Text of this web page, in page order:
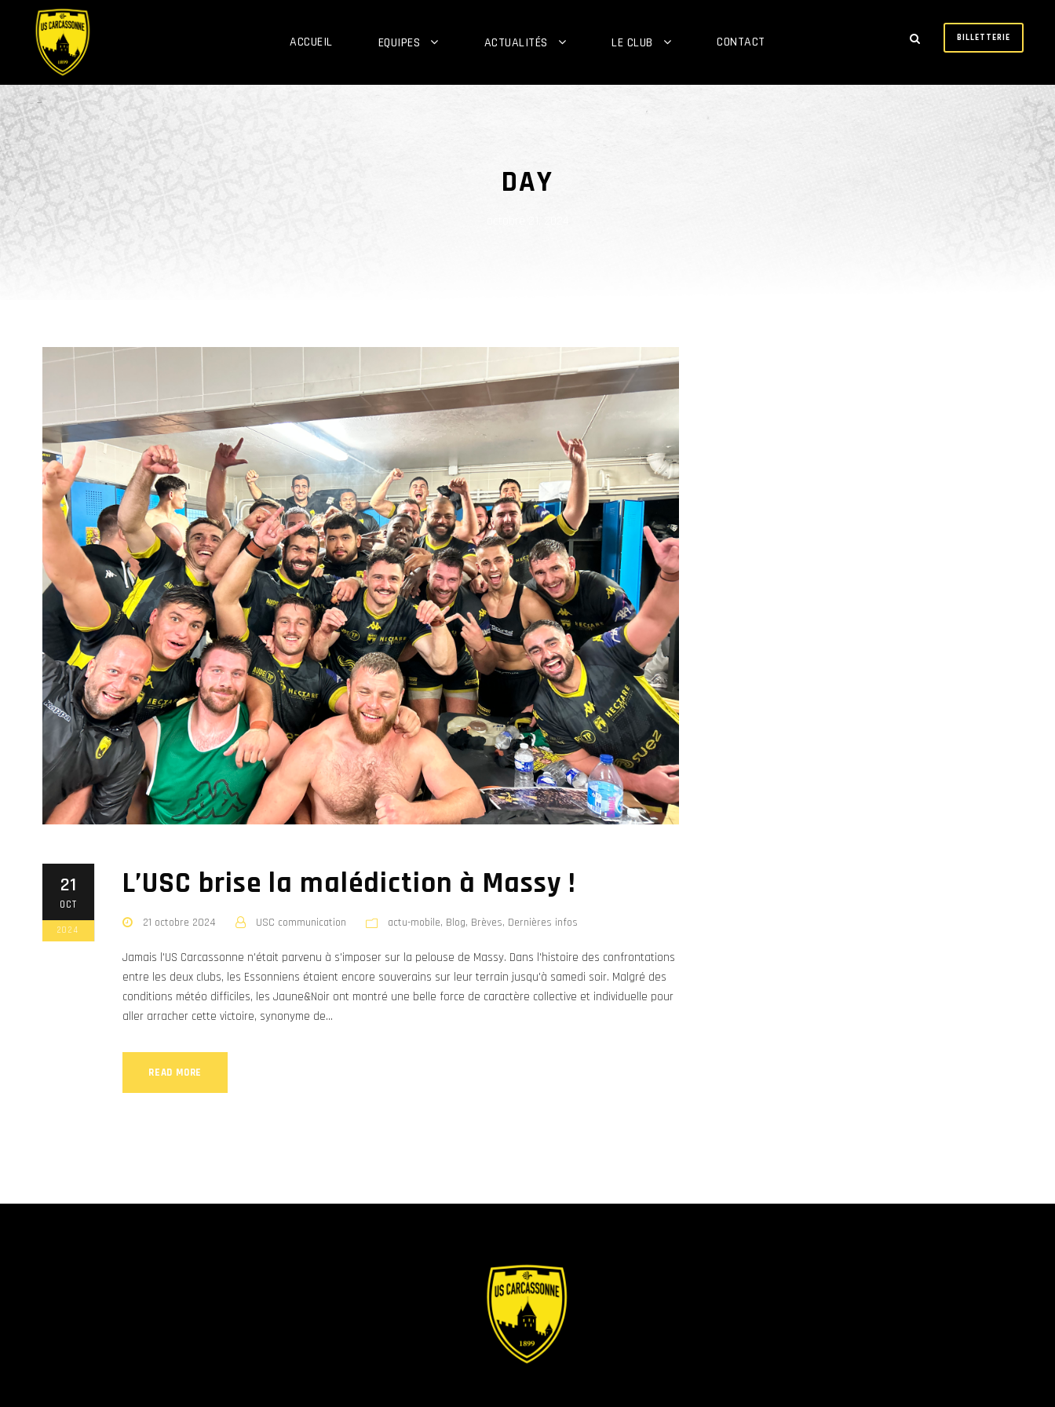
ACCUEIL EQUIPES ACTUALITÉS LE CLUB CONTACT BILLETTERIE
DAY
21
OCT
2024
L’USC brise la malédiction à Massy !
21 octobre 2024 USC communication actu-mobile, Blog, Brèves, Dernières infos
Jamais l'US Carcassonne n'était parvenu à s'imposer sur la pelouse de Massy. Dans l'histoire des confrontations
entre les deux clubs, les Essonniens étaient encore souverains sur leur terrain jusqu'à samedi soir. Malgré des
conditions météo difficiles, les Jaune&Noir ont montré une belle force de caractère collective et individuelle pour
aller arracher cette victoire, synonyme de...
READ MORE